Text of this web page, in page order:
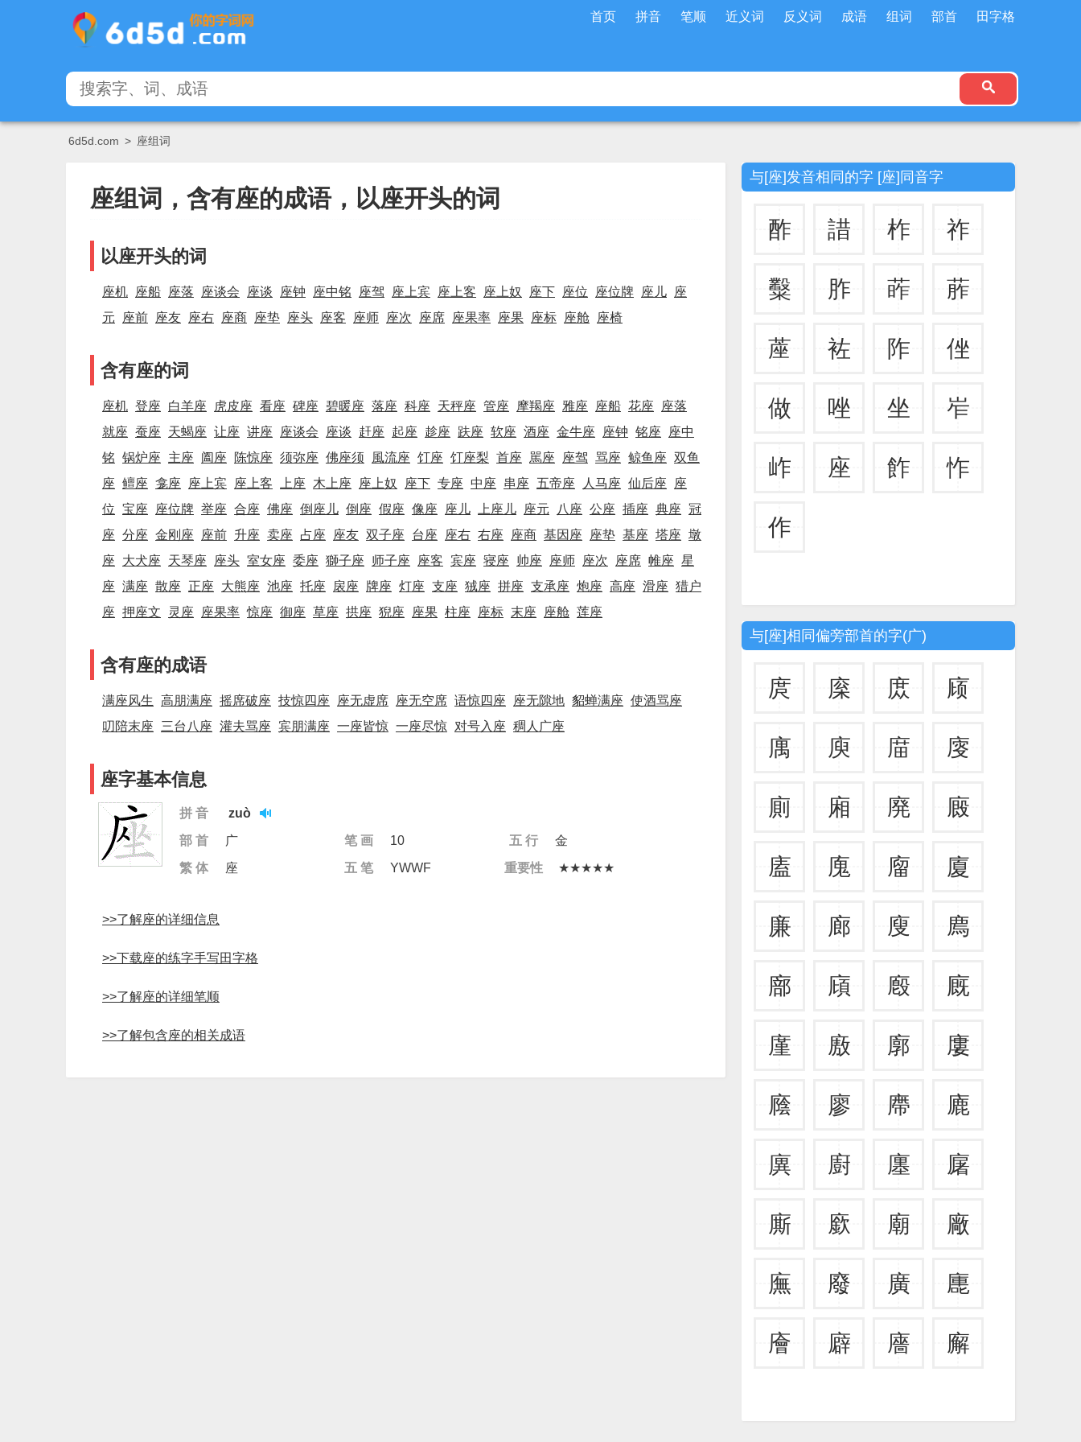
首页 拼音 笔顺 近义词 反义词 成语 组词 部首 田字格
6d5d.com > 座组词
座组词，含有座的成语，以座开头的词
以座开头的词
座机 座船 座落 座谈会 座谈 座钟 座中铭 座驾 座上宾 座上客 座上奴 座下 座位 座位牌 座儿
座
元
座前 座友 座右 座商 座垫 座头 座客 座师 座次 座席 座果率 座果 座标 座舱 座椅
含有座的词
座机 登座 白羊座 虎皮座 看座 碑座 碧暖座 落座 科座 天秤座 管座 摩羯座 雅座 座船 花座
座落
就座 蚕座 天蝎座 让座 讲座 座谈会 座谈 赶座 起座 趁座 趺座 软座 酒座 金牛座 座钟 铭座
座中
铭 锅炉座 主座 阖座 陈惊座 须弥座 佛座须 風流座 饤座 饤座梨 首座 駡座 座驾 骂座 鲸鱼座 双鱼
座 鳣座 龛座 座上宾 座上客 上座 木上座 座上奴 座下 专座 中座 串座 五帝座 人马座 仙后座
座
位 宝座 座位牌 举座 合座 佛座 倒座儿 倒座 假座 像座 座儿 上座儿 座元 八座 公座 插座 典座 冠
座 分座 金刚座 座前 升座 卖座 占座 座友 双子座 台座 座右 右座 座商 基因座 座垫 基座 塔座 墩
座
大犬座 天琴座 座头 室女座 委座 獅子座 师子座 座客 宾座 寝座 帅座 座师 座次 座席 帷座 星
座 满座 散座 正座 大熊座 池座 托座 扆座 牌座 灯座 支座 狨座 拼座 支承座 炮座 高座 滑座 猎户
座 押座文 灵座 座果率 惊座 御座 草座 拱座 猊座 座果 柱座 座标 末座 座舱 莲座
含有座的成语
满座风生 高朋满座 摇席破座 技惊四座 座无虚席 座无空席 语惊四座 座无隙地 貂蝉满座 使酒骂座
叨陪末座
三台八座 灌夫骂座 宾朋满座 一座皆惊 一座尽惊 对号入座 稠人广座
座字基本信息
拼 音
zuò
部 首
广 笔 画 10 五 行
金
繁 体
座 五 笔 YWWF 重要性 ★★★★★
>>了解座的详细信息
>>下载座的练字手写田字格
>>了解座的详细笔顺
>>了解包含座的相关成语
与[座]发音相同的字 [座]同音字
酢 諎 柞 祚
糳 胙 葃 葄
蓙 袏 阼 侳
做 唑 坐 岝
岞 座 飵 怍
作
与[座]相同偏旁部首的字(广)
庹 庺 庻 庼
庽 庾 庿 廀
廁 廂 廃 廄
廅 廆 廇 廈
廉 廊 廋 廌
廍 廎 廏 廐
廑 廒 廓 廔
廕 廖 廗 廘
廙 廚 廛 廜
廝 廞 廟 廠
廡 廢 廣 廤
廥 廦 廧 廨